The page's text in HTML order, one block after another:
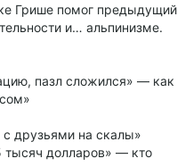
Грише помог предыдущий
и… альпинизме.
пазл сложился» — как
друзьями на скалы»
тысяч долларов» — кто